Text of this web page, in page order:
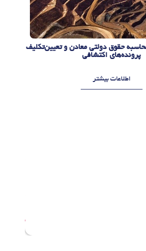
حقوق دولتی معادن و تعیین‌تکلیف
پرونده‌های اکتشافی
اطلاعات بیشتر